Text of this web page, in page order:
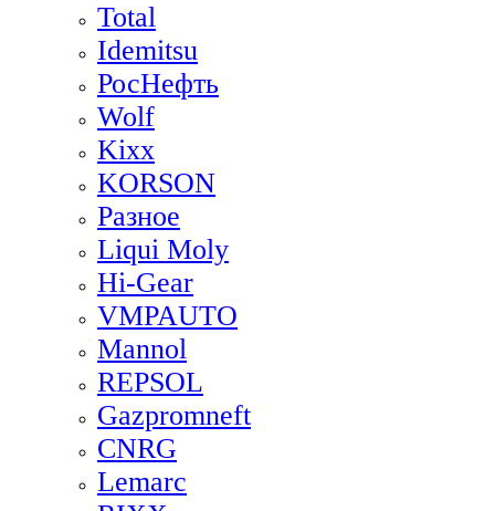
Total
Idemitsu
РосНефть
Wolf
Kixx
KORSON
Разное
Liqui Moly
Hi-Gear
VMPAUTO
Mannol
REPSOL
Gazpromneft
CNRG
Lemarc